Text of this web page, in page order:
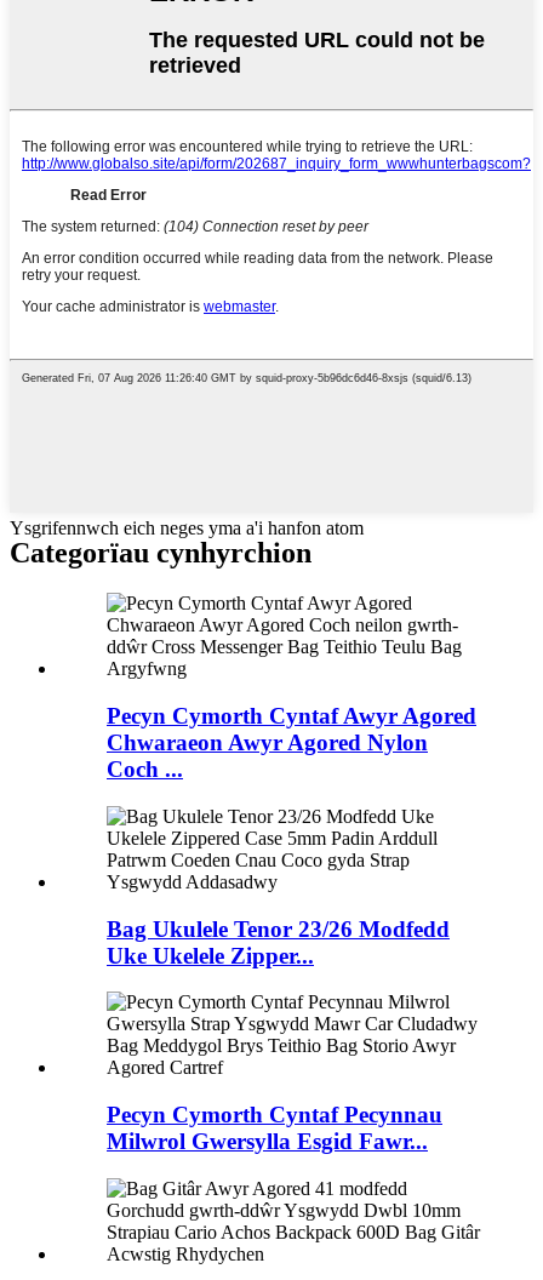
Ysgrifennwch eich neges yma a'i hanfon atom
Categorïau cynhyrchion
Pecyn Cymorth Cyntaf Awyr Agored
Chwaraeon Awyr Agored Nylon
Coch ...
Bag Ukulele Tenor 23/26 Modfedd
Uke Ukelele Zipper...
Pecyn Cymorth Cyntaf Pecynnau
Milwrol Gwersylla Esgid Fawr...